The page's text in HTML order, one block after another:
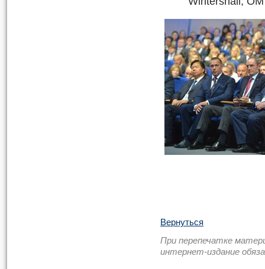
Вернуться
При перепечатке
интернет-издание